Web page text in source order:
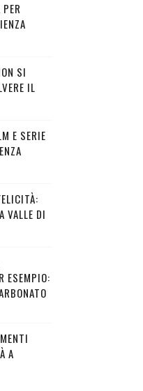
SI
IL
E SERIE
VALLE DI
ESEMPIO:
A